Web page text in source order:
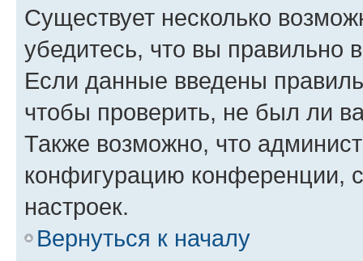
Существует несколько
убедитесь, что вы правильно
Если данные введены
чтобы проверить, не был ли
Также возможно, что
конфигурацию конференции,
настроек.
Вернуться к началу